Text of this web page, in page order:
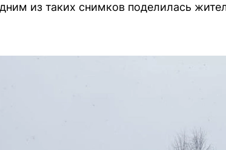
из таких снимков поделилась